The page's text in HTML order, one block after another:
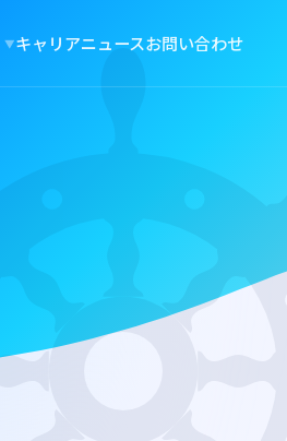
キャリアニュースお問い合わせ